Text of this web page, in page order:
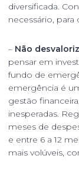
diversificada.
necessário, para
– Não
pensar em
fundo de
emergência é
gestão
inesperadas.
meses de
e entre 6 a 12
mais volúveis,